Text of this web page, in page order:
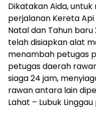
Dikatakan Aida,
perjalanan Kereta
Natal dan Tahun baru
telah disiapkan alat
menambah petugas
petugas daerah
siaga 24 jam,
rawan antara lain
Lahat – Lubuk